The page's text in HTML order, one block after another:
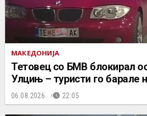
МАКЕДОНИЈА
Тетовец со БМВ блокирал
Улцињ – туристи го барале
06.08.2026. 22:05